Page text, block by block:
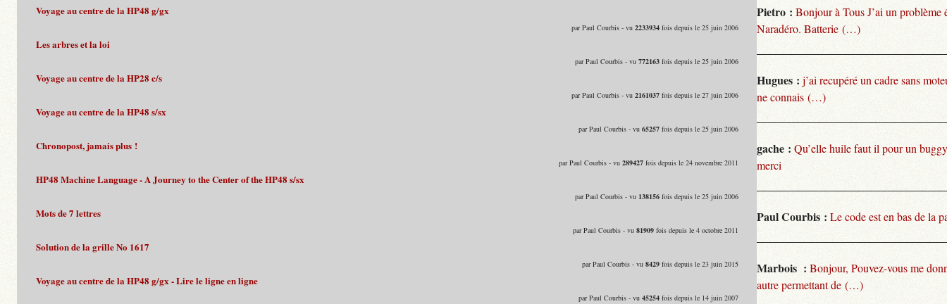
Voyage au centre de la HP48 g/gx
par Paul Courbis - vu 2233934fois depuis le 25 juin 2006
Les arbres et la loi
par Paul Courbis - vu 772163fois depuis le 25 juin 2006
Voyage au centre de la HP28 c/s
par Paul Courbis - vu 2161037fois depuis le 27 juin 2006
Voyage au centre de la HP48 s/sx
par Paul Courbis - vu 65257fois depuis le 25 juin 2006
Chronopost, jamais plus !
par Paul Courbis - vu 289427fois depuis le 24 novembre 2011
HP48 Machine Language - A Journey to the Center of the HP48 s/sx
par Paul Courbis - vu 138156fois depuis le 25 juin 2006
Mots de 7 lettres
par Paul Courbis - vu 81909fois depuis le 4 octobre 2011
Solution de la grille No 1617
par Paul Courbis - vu 8429fois depuis le 23 juin 2015
Voyage au centre de la HP48 g/gx - Lire le ligne en ligne
par Paul Courbis - vu 45254fois depuis le 14 juin 2007
Pietro : Bonjour à Tous J’ai un problème
Naradéro. Batterie (…)
Hugues : j’ai recupéré un cadre sans
ne connais (…)
gache : Qu’elle huile faut il pour un
merci
Paul Courbis : Le code est en bas de la
Marbois : Bonjour, Pouvez-vous me
autre permettant de (…)